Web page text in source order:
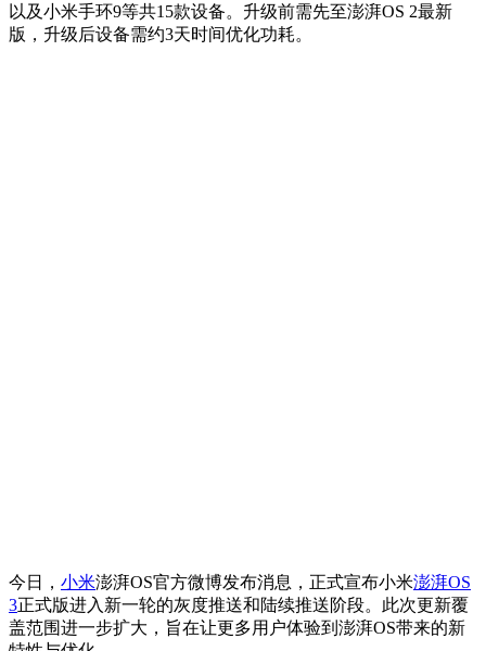
以及小米手环9等共15款设备。升级前需先至澎湃OS 2最新
版，升级后设备需约3天时间优化功耗。
今日， 小米澎湃OS官方微博发布消息，正式宣布小米澎湃OS
3正式版进入新一轮的灰度推送和陆续推送阶段。此次更新覆
盖范围进一步扩大，旨在让更多用户体验到澎湃OS带来的新